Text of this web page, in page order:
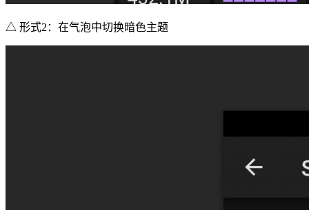
△ 形式2：在气泡中切换暗色主题